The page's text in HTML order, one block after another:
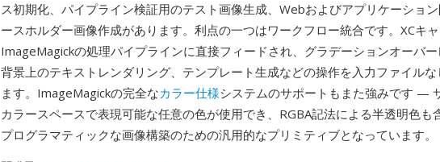
ス初期化、パイプライン検証用のテスト画像生成、Webおよびアプリケーショ
ースホルダー画像作成があります。利点の一つはワークフロー統合です。XCキ
ImageMagickの処理パイプラインに直接フィードされ、グラデーションオーバ
背景上のテキストレンダリング、テンプレート生成などの操作を入力ファイルな
ます。ImageMagickの完全なカラー仕様システムのサポートもまた強みです —
カラースペースで表現可能な任意の色が使用でき、RGBA記法による半透明色も
プログラマティックな画像構築のための汎用的なプリミティブとなっています。